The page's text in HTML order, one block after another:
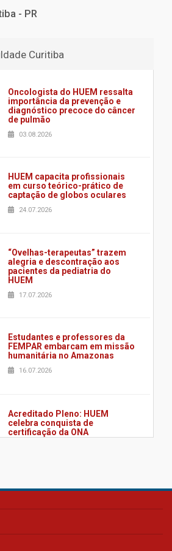
- PR
Curitiba
Oncologista do HUEM ressalta
importância da prevenção e
diagnóstico precoce do câncer
de pulmão
03.08.2026
HUEM capacita profissionais
em curso teórico-prático de
captação de globos oculares
24.07.2026
“Ovelhas-terapeutas” trazem
alegria e descontração aos
pacientes da pediatria do
HUEM
17.07.2026
Estudantes e professores da
FEMPAR embarcam em missão
humanitária no Amazonas
16.07.2026
Acreditado Pleno: HUEM
celebra conquista de
certificação da ONA
HUEM é o primeiro hospital do
UTI's inteligentes